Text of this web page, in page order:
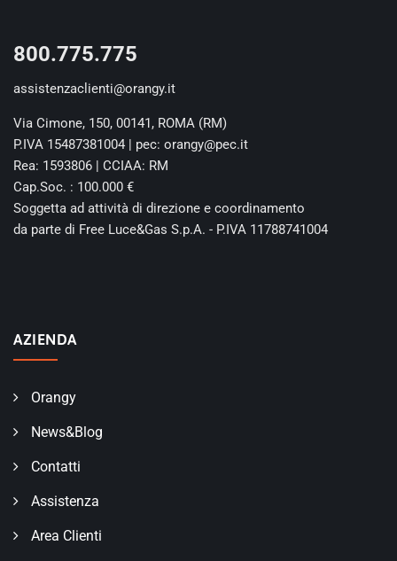
800.775.775
assistenzaclienti@orangy.it
Via Cimone, 150, 00141, ROMA (RM)
P.IVA 15487381004 | pec: orangy@pec.it
Rea: 1593806 | CCIAA: RM
Cap.Soc. : 100.000 €
Soggetta ad attività di direzione e coordinamento
da parte di Free Luce&Gas S.p.A. - P.IVA 11788741004
AZIENDA
Orangy
News&Blog
Contatti
Assistenza
Area Clienti